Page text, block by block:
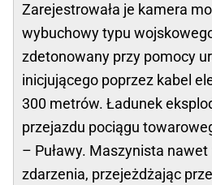
Zarejestrowała je kamera
wybuchowy typu
zdetonowany przy pomocy
inicjującego poprzez kabel
300 metrów. Ładunek
przejazdu pociągu
– Puławy. Maszynista
zdarzenia, przejeżdżając